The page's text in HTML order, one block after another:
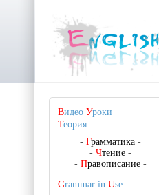
Видео Уроки
Теория
-Грамматика -
-Чтение -
-Правописание -
Grammar inUse